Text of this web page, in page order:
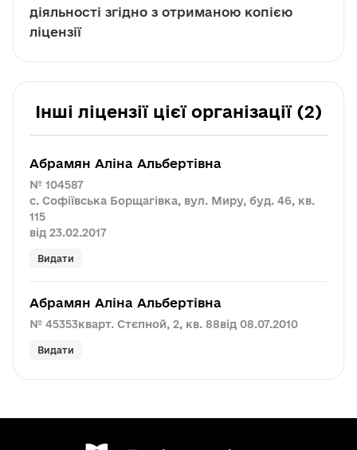
діяльності згідно з отриманою копією
ліцензії
Інші ліцензії цієї організації (2)
Абрамян Аліна Альбертівна
№ 104587
с. Софіївська Борщагівка, вул. Миру, буд. 46, кв.
115
від 23.02.2017
Видати
Абрамян Аліна Альбертівна
№ 45353кварт. Стєпной, 2, кв. 88від 08.07.2010
Видати